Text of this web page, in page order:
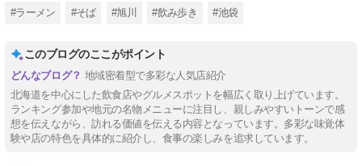
#ラーメン #そば #旭川 #飲み歩き #池袋
このブログのここがポイント
地域密着型で多彩な人気店紹介
北海道を中心にした飲食店やグルメスポットを幅広く取り上げています。
ランキング参加や地元の名物メニューに注目し、親しみやすいトーンで感
想を伝えながら、訪れる価値を伝える内容となっています。多彩な味覚体
験や店の特色を具体的に紹介し、食事の楽しみを追求しています。